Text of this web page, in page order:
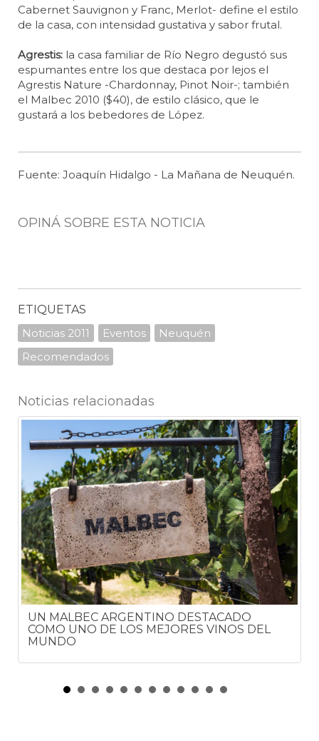
Cabernet Sauvignon y Franc, Merlot- define el estilo
de la casa, con intensidad gustativa y sabor frutal.
Agrestis: la casa familiar de Río Negro degustó sus
espumantes entre los que destaca por lejos el
Agrestis Nature -Chardonnay, Pinot Noir-; también
el Malbec 2010 ($40), de estilo clásico, que le
gustará a los bebedores de López.
Fuente: Joaquín Hidalgo - La Mañana de Neuquén.
OPINÁ SOBRE ESTA NOTICIA
ETIQUETAS
Noticias 2011
Eventos
Neuquén
Recomendados
Noticias relacionadas
UN MALBEC ARGENTINO DESTACADO
COMO UNO DE LOS MEJORES VINOS DEL
MUNDO